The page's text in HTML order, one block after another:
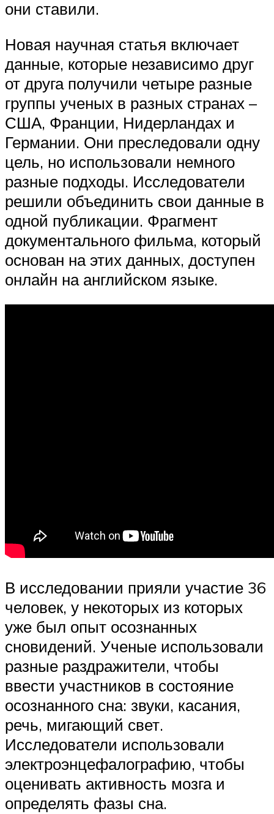
они ставили.
Новая научная статья включает
данные, которые независимо друг
от друга получили четыре разные
группы ученых в разных странах –
США, Франции, Нидерландах и
Германии. Они преследовали одну
цель, но использовали немного
разные подходы. Исследователи
решили объединить свои данные в
одной публикации. Фрагмент
документального фильма, который
основан на этих данных, доступен
онлайн на английском языке.
В исследовании прияли участие 36
человек, у некоторых из которых
уже был опыт осознанных
сновидений. Ученые использовали
разные раздражители, чтобы
ввести участников в состояние
осознанного сна: звуки, касания,
речь, мигающий свет.
Исследователи использовали
электроэнцефалографию, чтобы
оценивать активность мозга и
определять фазы сна.